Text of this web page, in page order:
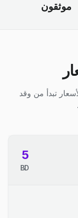
موثقون
تبدأ من وقد
5
BD